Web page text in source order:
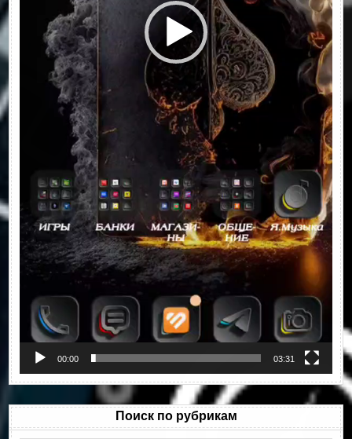
00:00 03:31
Поиск по рубрикам